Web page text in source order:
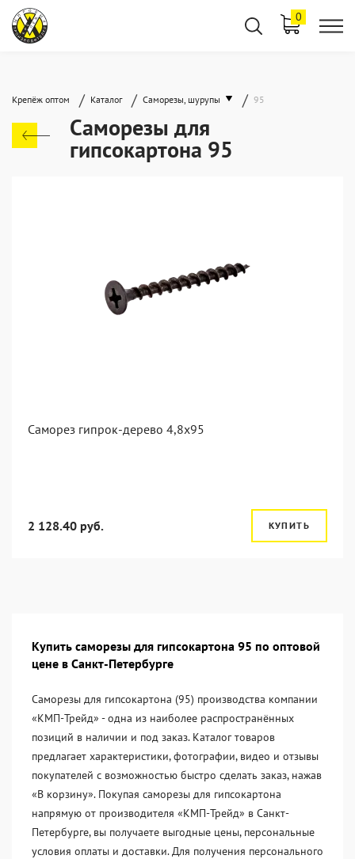
0
Крепёж оптом / Каталог / Саморезы, шурупы / 95
Саморезы для
гипсокартона 95
Саморез гипрок-дерево 4,8x95
2 128.40 руб. КУПИТЬ
Купить саморезы для гипсокартона 95 по оптовой
цене в Санкт-Петербурге
Саморезы для гипсокартона (95) производства компании
«KМП-Трейд» - одна из наиболее распространённых
позиций в наличии и под заказ. Каталог товаров
предлагает характеристики, фотографии, видео и отзывы
покупателей с возможностью быстро сделать заказ, нажав
«В корзину». Покупая саморезы для гипсокартона
напрямую от производителя «KМП-Трейд» в Санкт-
Петербурге, вы получаете выгодные цены, персональные
условия оплаты и доставки. Для получения персонального